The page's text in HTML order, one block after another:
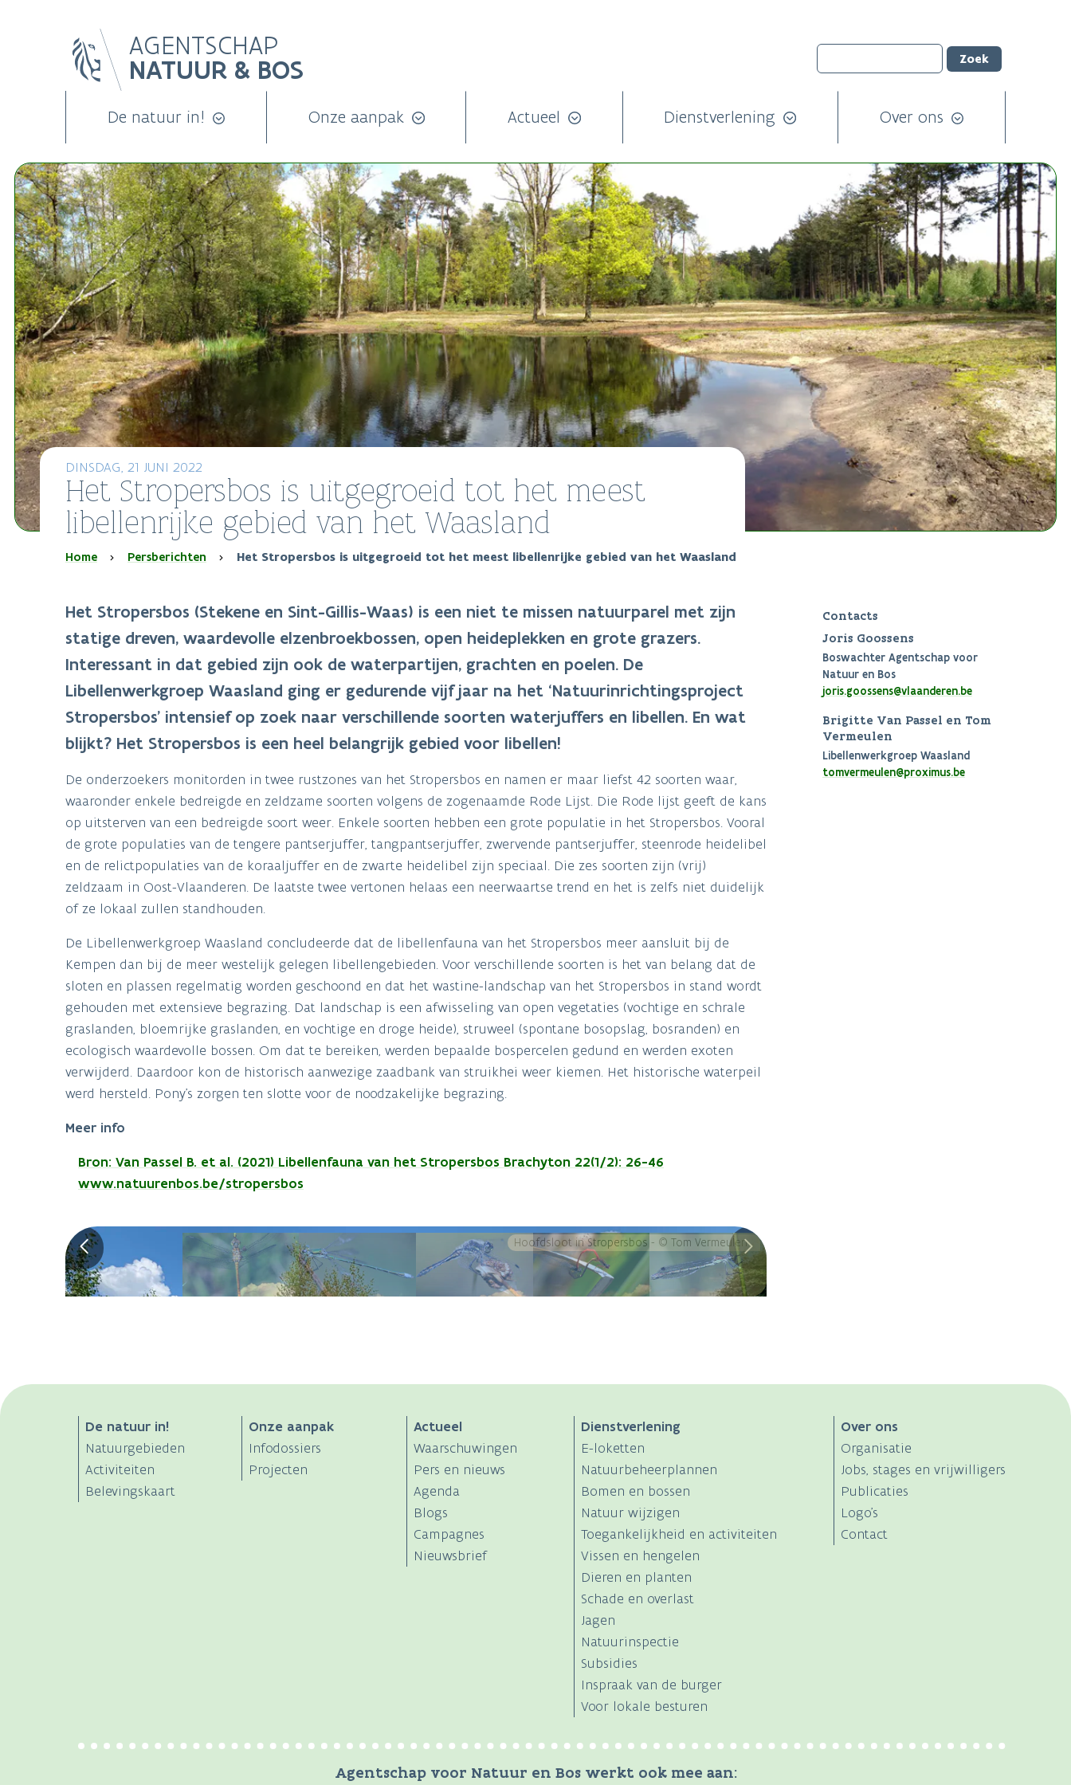
AGENTSCHAP
NATUUR & BOS
De natuur in! Onze aanpak Actueel Dienstverlening Over ons
DINSDAG, 21 JUNI 2022
Het Stropersbos is uitgegroeid tot het meest
libellenrijke gebied van het Waasland
Kruimelpad
Home Persberichten Het Stropersbos is uitgegroeid tot het meest libellenrijke gebied van het Waasland
Het Stropersbos (Stekene en Sint-Gillis-Waas) is een niet te missen natuurparel met zijn
statige dreven, waardevolle elzenbroekbossen, open heideplekken en grote grazers.
Interessant in dat gebied zijn ook de waterpartijen, grachten en poelen. De
Libellenwerkgroep Waasland ging er gedurende vijf jaar na het ‘Natuurinrichtingsproject
Stropersbos’ intensief op zoek naar verschillende soorten waterjuffers en libellen. En wat
blijkt? Het Stropersbos is een heel belangrijk gebied voor libellen!
De onderzoekers monitorden in twee rustzones van het Stropersbos en namen er maar liefst 42 soorten waar,
waaronder enkele bedreigde en zeldzame soorten volgens de zogenaamde Rode Lijst. Die Rode lijst geeft de kans
op uitsterven van een bedreigde soort weer. Enkele soorten hebben een grote populatie in het Stropersbos. Vooral
de grote populaties van de tengere pantserjuffer, tangpantserjuffer, zwervende pantserjuffer, steenrode heidelibel
en de relictpopulaties van de koraaljuffer en de zwarte heidelibel zijn speciaal. Die zes soorten zijn (vrij)
zeldzaam in Oost-Vlaanderen. De laatste twee vertonen helaas een neerwaartse trend en het is zelfs niet duidelijk
of ze lokaal zullen standhouden.
De Libellenwerkgroep Waasland concludeerde dat de libellenfauna van het Stropersbos meer aansluit bij de
Kempen dan bij de meer westelijk gelegen libellengebieden. Voor verschillende soorten is het van belang dat de
sloten en plassen regelmatig worden geschoond en dat het wastine-landschap van het Stropersbos in stand wordt
gehouden met extensieve begrazing. Dat landschap is een afwisseling van open vegetaties (vochtige en schrale
graslanden, bloemrijke graslanden, en vochtige en droge heide), struweel (spontane bosopslag, bosranden) en
ecologisch waardevolle bossen. Om dat te bereiken, werden bepaalde bospercelen gedund en werden exoten
verwijderd. Daardoor kon de historisch aanwezige zaadbank van struikhei weer kiemen. Het historische waterpeil
werd hersteld. Pony’s zorgen ten slotte voor de noodzakelijke begrazing.
Meer info
Bron: Van Passel B. et al. (2021) Libellenfauna van het Stropersbos Brachyton 22(1/2): 26-46
www.natuurenbos.be/stropersbos
Hoofdsloot in Stropersbos - © Tom Vermeulen
Contacts
Joris Goossens
Boswachter Agentschap voor
Natuur en Bos
joris.goossens@vlaanderen.be
Brigitte Van Passel en Tom
Vermeulen
Libellenwerkgroep Waasland
tomvermeulen@proximus.be
ANB
Main
navigation
De natuur in!
Natuurgebieden
Activiteiten
Belevingskaart
Onze aanpak
Infodossiers
Projecten
Actueel
Waarschuwingen
Pers en nieuws
Agenda
Blogs
Campagnes
Nieuwsbrief
Dienstverlening
E-loketten
Natuurbeheerplannen
Bomen en bossen
Natuur wijzigen
Toegankelijkheid en activiteiten
Vissen en hengelen
Dieren en planten
Schade en overlast
Jagen
Natuurinspectie
Subsidies
Inspraak van de burger
Voor lokale besturen
Over ons
Organisatie
Jobs, stages en vrijwilligers
Publicaties
Logo's
Contact
Agentschap voor Natuur en Bos werkt ook mee aan: